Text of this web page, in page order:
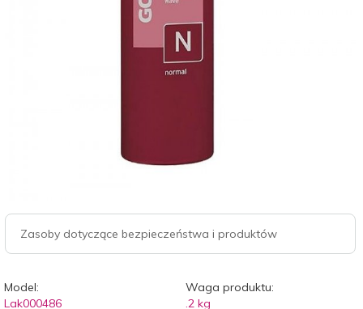
Zasoby dotyczące bezpieczeństwa i produktów
Model:
Lak000486
Waga produktu:
.2 kg